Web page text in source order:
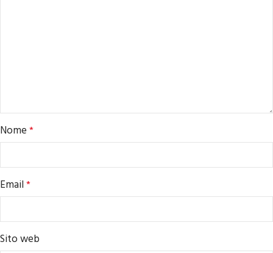
Nome*
Email*
Sito web